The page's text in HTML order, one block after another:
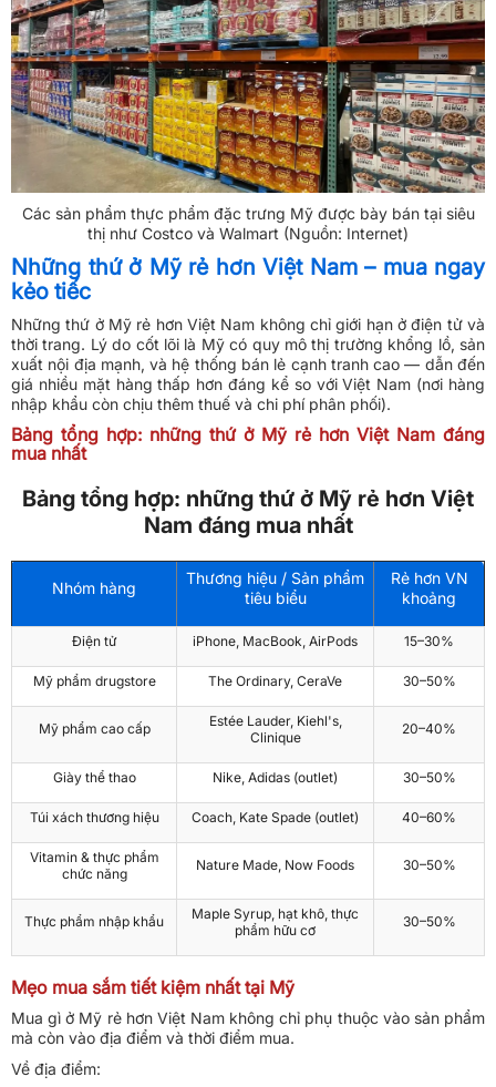
Các sản phẩm thực phẩm đặc trưng Mỹ được bày bán tại siêu
thị như Costco và Walmart (Nguồn: Internet)
Những thứ ở Mỹ rẻ hơn Việt Nam – mua ngay
kẻo tiếc
Những thứ ở Mỹ rẻ hơn Việt Nam không chỉ giới hạn ở điện tử và
thời trang. Lý do cốt lõi là Mỹ có quy mô thị trường khổng lồ, sản
xuất nội địa mạnh, và hệ thống bán lẻ cạnh tranh cao — dẫn đến
giá nhiều mặt hàng thấp hơn đáng kể so với Việt Nam (nơi hàng
nhập khẩu còn chịu thêm thuế và chi phí phân phối).
Bảng tổng hợp: những thứ ở Mỹ rẻ hơn Việt Nam đáng
mua nhất
Bảng tổng hợp: những thứ ở Mỹ rẻ hơn Việt
Nam đáng mua nhất
Nhóm hàng
Thương hiệu / Sản phẩm
tiêu biểu
Rẻ hơn VN
khoảng
Điện tử iPhone, MacBook, AirPods 15–30%
Mỹ phẩm drugstore The Ordinary, CeraVe 30–50%
Mỹ phẩm cao cấp
Estée Lauder, Kiehl's,
Clinique
20–40%
Giày thể thao Nike, Adidas (outlet) 30–50%
Túi xách thương hiệu Coach, Kate Spade (outlet) 40–60%
Vitamin & thực phẩm
chức năng
Nature Made, Now Foods 30–50%
Thực phẩm nhập khẩu
Maple Syrup, hạt khô, thực
phẩm hữu cơ
30–50%
Mẹo mua sắm tiết kiệm nhất tại Mỹ
Mua gì ở Mỹ rẻ hơn Việt Nam không chỉ phụ thuộc vào sản phẩm
mà còn vào địa điểm và thời điểm mua.
Về địa điểm: